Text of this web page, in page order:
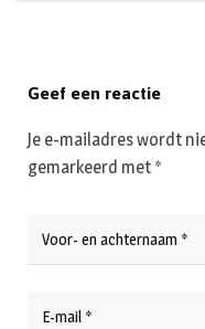
Geef een reactie
Je e-mailadres wordt
gemarkeerd met *